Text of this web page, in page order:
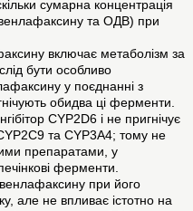
сумарна концентрація
та ОДВ) при
включає метаболізм за
бути особливо
у поєднанні з
обидва ці ферменти.
CYP2D6 і не пригнічує
та CYP3A4; тому не
препаратами, у
ферменти.
при його
але не впливає істотно на